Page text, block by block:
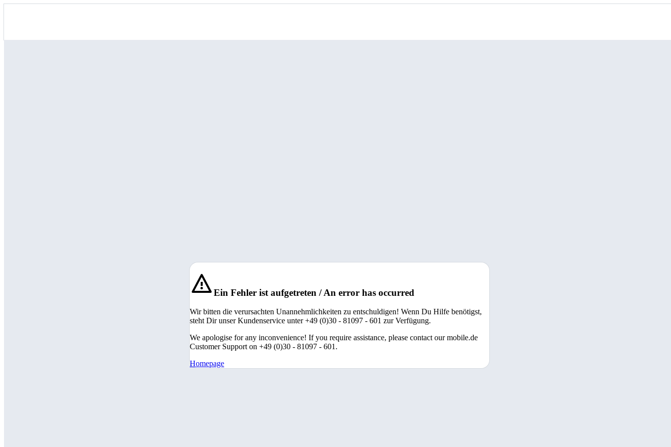
Ein Fehler ist aufgetreten / An error has occurred
Wir bitten die verursachten Unannehmlichkeiten zu entschuldigen! Wenn Du Hilfe benötigst,
steht Dir unser Kundenservice unter +49 (0)30 - 81097 - 601 zur Verfügung.
We apologise for any inconvenience! If you require assistance, please contact our mobile.de
Customer Support on +49 (0)30 - 81097 - 601.
Homepage